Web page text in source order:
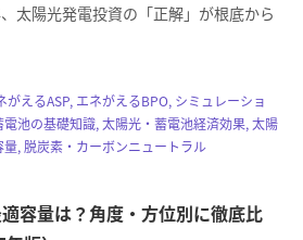
太陽光発電投資の「正解」が根底から
えるASP, エネがえるBPO, シミュレーショ
池の基礎知識, 太陽光・蓄電池経済効果, 太陽
, 脱炭素・カーボンニュートラル
容量は？角度・方位別に徹底比